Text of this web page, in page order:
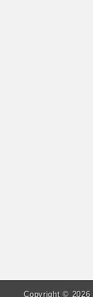
Copyright © 2026